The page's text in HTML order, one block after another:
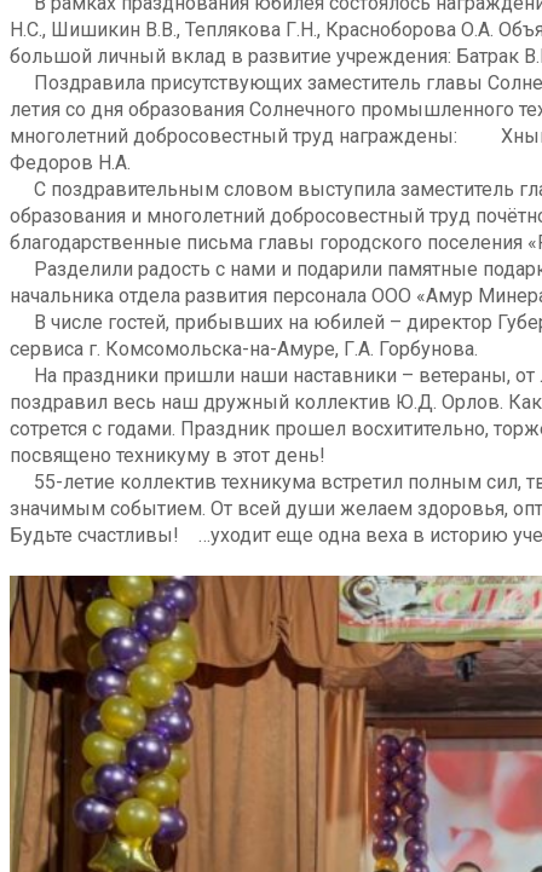
Н.С., Шишикин В.В., Теплякова Г.Н., Красноборова О.А.
большой личный вклад в развитие учреждения: Батрак
Поздравила присутствующих заместитель главы
летия со дня образования Солнечного промышленного
многолетний добросовестный труд награждены:
Федоров Н.А.
С поздравительным словом выступила заместитель
образования и многолетний добросовестный труд
благодарственные письма главы городского поселения
Разделили радость с нами и подарили памятные
начальника отдела развития персонала ООО «Амур
В числе гостей, прибывших на юбилей – директор
сервиса г. Комсомольска-на-Амуре, Г.А. Горбунова.
На праздники пришли наши наставники – ветераны, от
поздравил весь наш дружный коллектив Ю.Д. Орлов.
сотрется с годами. Праздник прошел восхитительно,
посвящено техникуму в этот день!
55-летие коллектив техникума встретил полным сил,
значимым событием. От всей души желаем здоровья,
Будьте счастливы! …уходит еще одна веха в историю